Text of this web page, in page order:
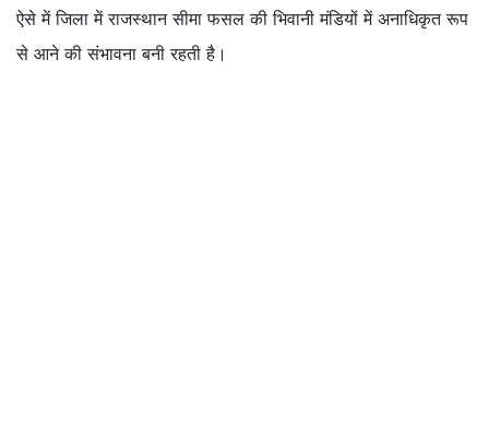
ऐसे में जिला में राजस्थान सीमा फसल की भिवानी मंडियों में अनाधिकृत रूप
से आने की संभावना बनी रहती है।